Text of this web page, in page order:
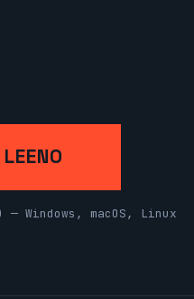
Windows, macOS, Linux